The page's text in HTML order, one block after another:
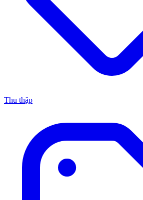
Thu thập